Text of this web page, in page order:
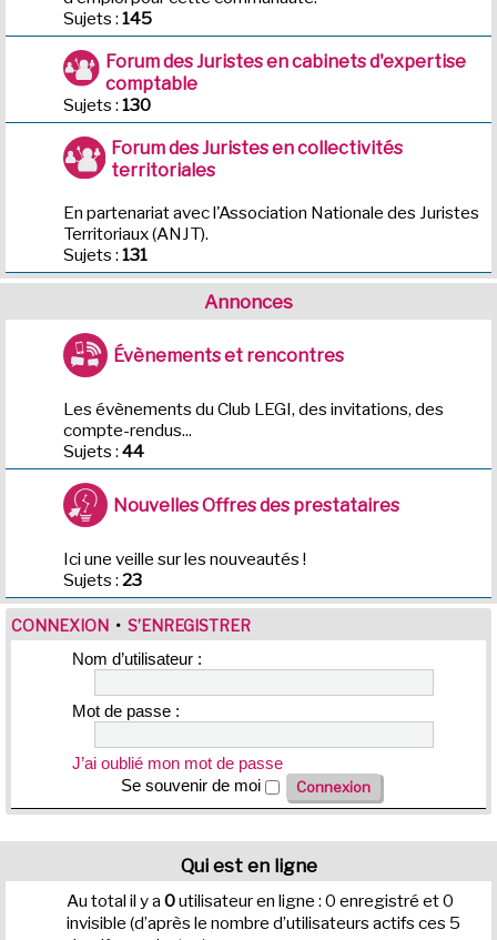
Sujets : 145
Forum des Juristes en cabinets d'expertise
comptable
Sujets : 130
Forum des Juristes en collectivités
territoriales
En partenariat avec l'Association Nationale des Juristes
Territoriaux (ANJT).
Sujets : 131
Annonces
Évènements et rencontres
Les évènements du Club LEGI, des invitations, des
compte-rendus...
Sujets : 44
Nouvelles Offres des prestataires
Ici une veille sur les nouveautés !
Sujets : 23
CONNEXION • S’ENREGISTRER
Nom d’utilisateur :
Mot de passe :
J’ai oublié mon mot de passe
Se souvenir de moi
Qui est en ligne
Au total il y a 0utilisateur en ligne : 0 enregistré et 0
invisible (d’après le nombre d’utilisateurs actifs ces 5